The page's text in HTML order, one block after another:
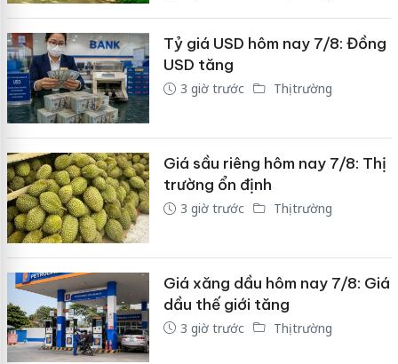
Tỷ giá USD hôm nay 7/8: Đồng
USD tăng
3 giờ trước Thị trường
Giá sầu riêng hôm nay 7/8: Thị
trường ổn định
3 giờ trước Thị trường
Giá xăng dầu hôm nay 7/8: Giá
dầu thế giới tăng
3 giờ trước Thị trường